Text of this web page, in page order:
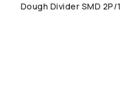
Dough Divider SMD 2P/1